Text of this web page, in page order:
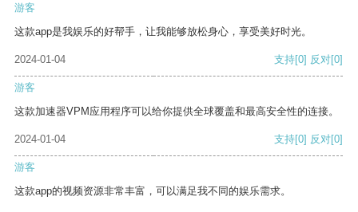
游客
这款app是我娱乐的好帮手，让我能够放松身心，享受美好时光。
2024-01-04 支持[0] 反对[0]
游客
这款加速器VPM应用程序可以给你提供全球覆盖和最高安全性的连接。
2024-01-04 支持[0] 反对[0]
游客
这款app的视频资源非常丰富，可以满足我不同的娱乐需求。